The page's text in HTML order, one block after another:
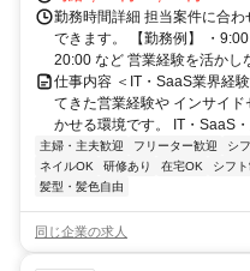
勤務時間詳細 担当案件に合
できます。 【勤務例】 ・
20:00 など 営業経験を活かし
仕事内容 ＜IT・SaaS業界経
てきた営業経験や インサイ
かせる環境です。 IT・SaaS
主婦・主夫歓迎 フリーター歓迎 シ
ネイルOK
研修あり 在宅OK シフト
髪型・髪色自由
同じ企業の求人